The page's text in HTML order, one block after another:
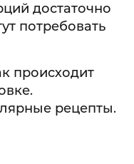
достаточно
потребовать
происходит
рецепты.